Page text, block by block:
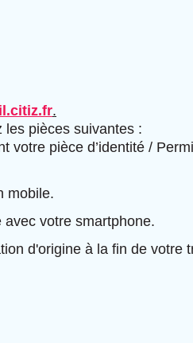
.
les pièces suivantes :
votre pièce d’identité /
mobile.
votre smartphone.
d'origine à la fin de votre